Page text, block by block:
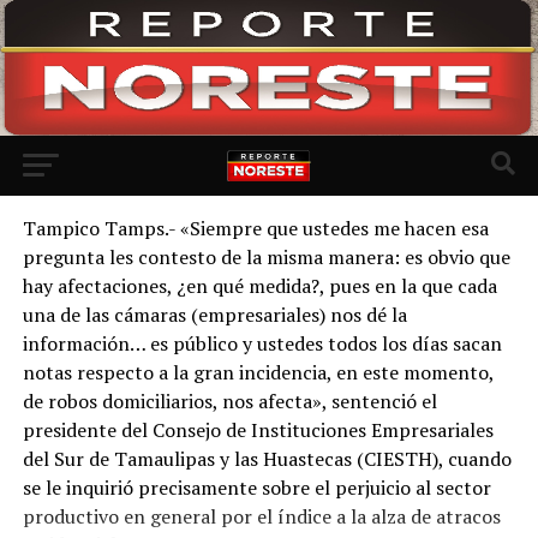
Tampico Tamps.- «Siempre que ustedes me hacen esa
pregunta les contesto de la misma manera: es obvio que
hay afectaciones, ¿en qué medida?, pues en la que cada
una de las cámaras (empresariales) nos dé la
información… es público y ustedes todos los días sacan
notas respecto a la gran incidencia, en este momento,
de robos domiciliarios, nos afecta», sentenció el
presidente del Consejo de Instituciones Empresariales
del Sur de Tamaulipas y las Huastecas (CIESTH), cuando
se le inquirió precisamente sobre el perjuicio al sector
productivo en general por el índice a la alza de atracos
Ir a la versión móvil